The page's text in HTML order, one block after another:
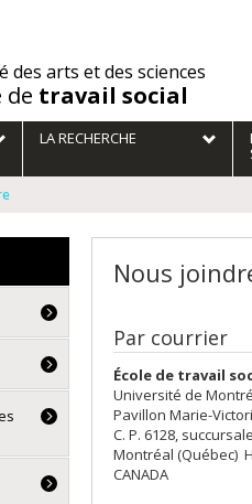
des arts et des sciences
de travail social
LA RECHERCHE
Nous
Par courrier
École de travail
Université de
Pavillon Marie-
C. P. 6128,
Montréal (Québec)
CANADA